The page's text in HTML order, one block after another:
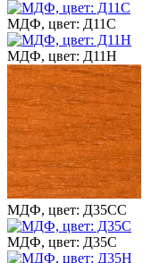
МДФ, цвет: Д11С
МДФ, цвет: Д11Н
МДФ, цвет: Д35СС
МДФ, цвет: Д35С